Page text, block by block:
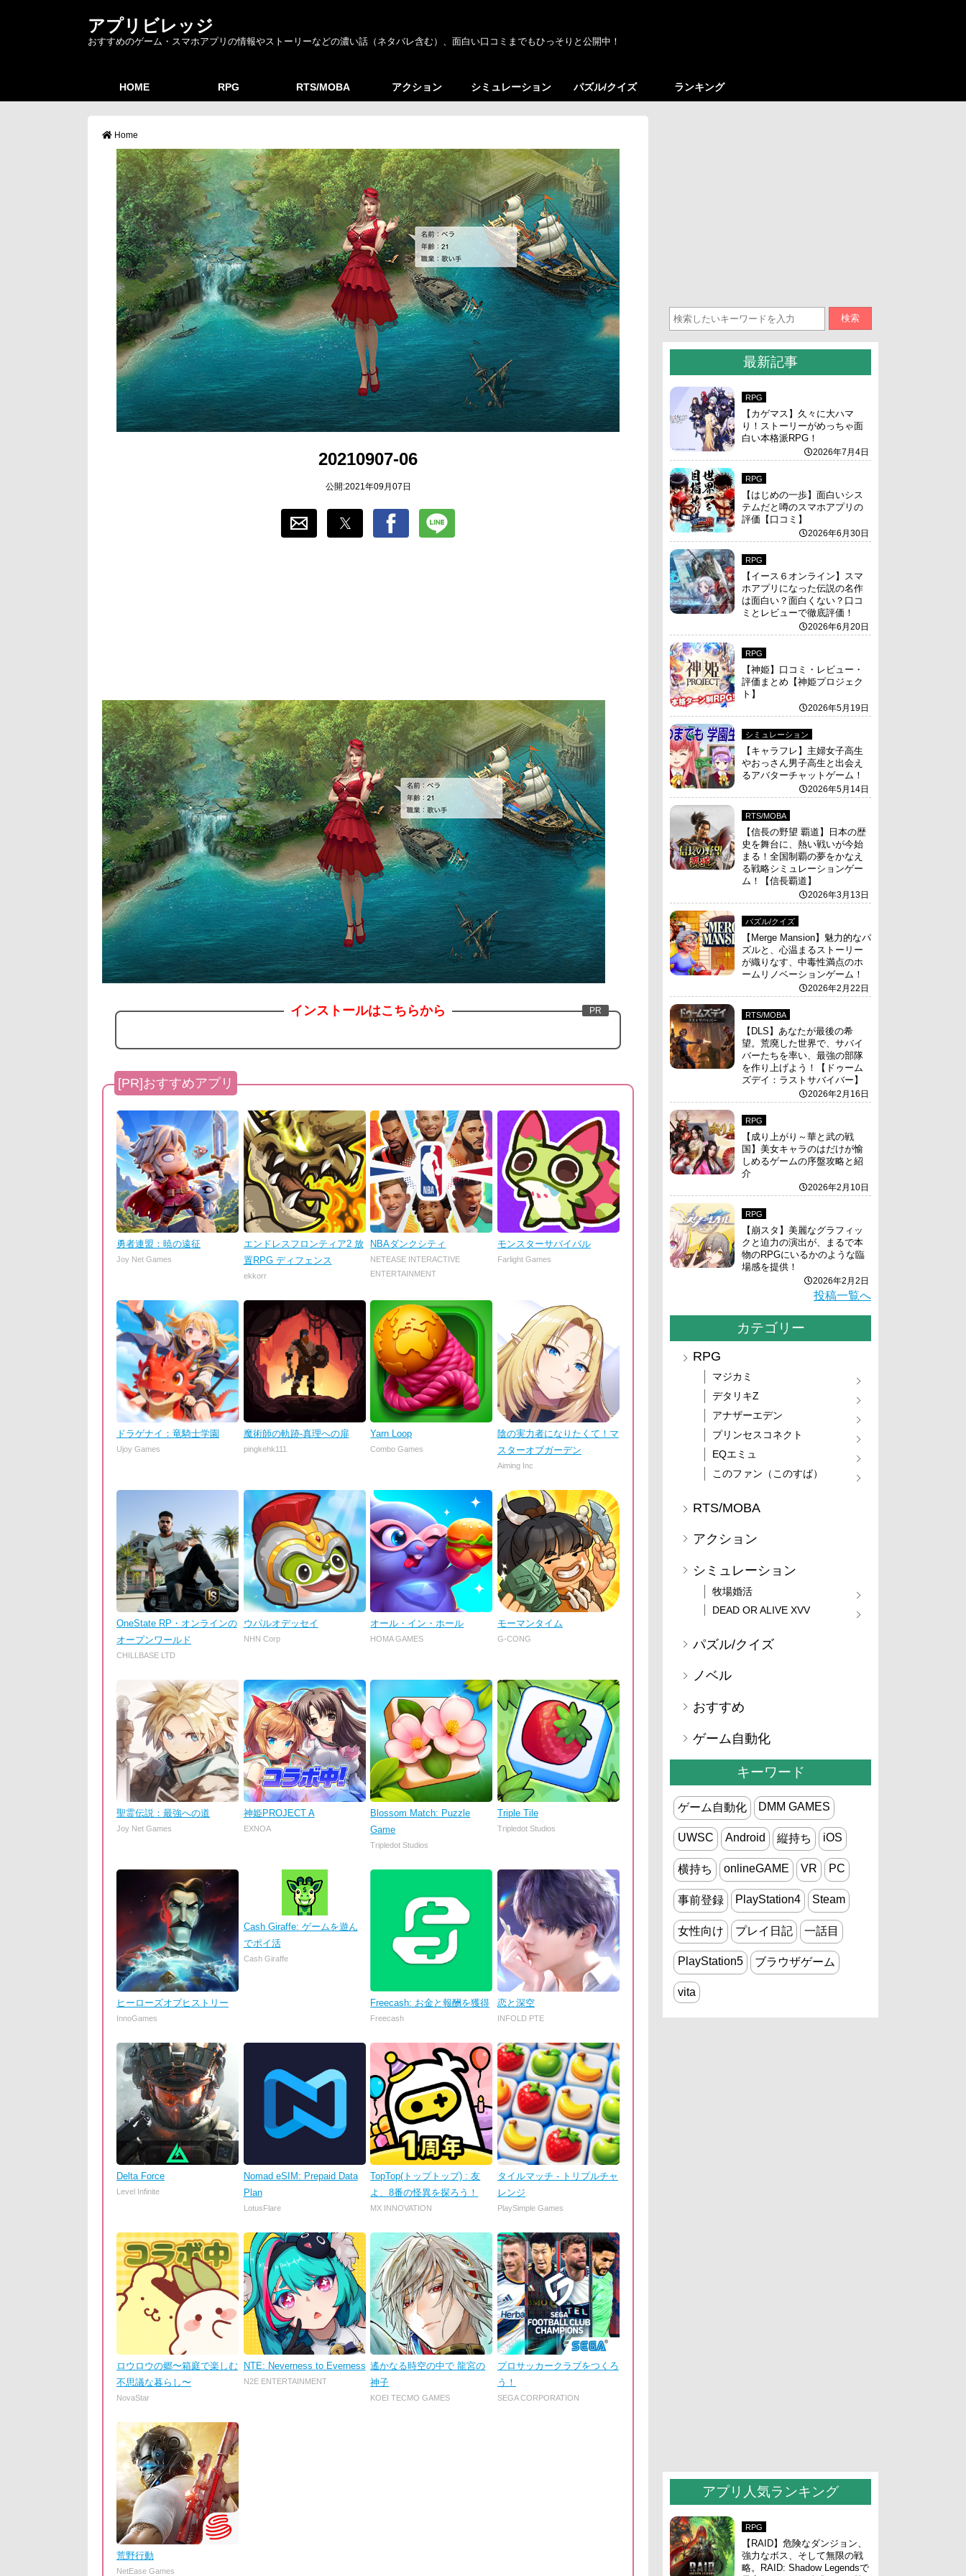
アプリビレッジ
おすすめのゲーム・スマホアプリの情報やストーリーなどの濃い話（ネタバレ含む）、面白い口コミまでもひっそりと公開中！
HOME RPG RTS/MOBA アクション シミュレーション パズル/クイズ ランキング
Home
20210907-06
公開:2021年09月07日
インストールはこちらから
勇者連盟：暁の遠征
Joy Net Games
エンドレスフロンティア2 放
置RPG ディフェンス
ekkorr
NBAダンクシティ
NETEASE INTERACTIVE
ENTERTAINMENT
モンスターサバイバル
Farlight Games
ドラゲナイ：竜騎士学園
Ujoy Games
魔術師の軌跡-真理への扉
pingkehk111
Yarn Loop
Combo Games
陰の実力者になりたくて！マ
スターオブガーデン
Aiming Inc
OneState RP・オンラインの
オープンワールド
CHILLBASE LTD
ウパルオデッセイ
NHN Corp
オール・イン・ホール
HOMA GAMES
モーマンタイム
G-CONG
聖霊伝説：最強への道
Joy Net Games
神姫PROJECT A
EXNOA
Blossom Match: Puzzle
Game
Tripledot Studios
Triple Tile
Tripledot Studios
ヒーローズオブヒストリー
InnoGames
Cash Giraffe: ゲームを遊ん
でポイ活
Cash Giraffe
Freecash: お金と報酬を獲得
Freecash
恋と深空
INFOLD PTE
Delta Force
Level Infinite
Nomad eSIM: Prepaid Data
Plan
LotusFlare
TopTop(トップトップ) : 友
よ、8番の怪異を探ろう！
MX INNOVATION
タイルマッチ - トリプルチャ
レンジ
PlaySimple Games
ロウロウの郷〜箱庭で楽しむ
不思議な暮らし〜
NovaStar
NTE: Neverness to Everness
N2E ENTERTAINMENT
遙かなる時空の中で 龍宮の
神子
KOEI TECMO GAMES
プロサッカークラブをつくろ
う！
SEGA CORPORATION
荒野行動
NetEase Games
検索
最新記事
RPG
【カゲマス】久々に大ハマ
り！ストーリーがめっちゃ面
白い本格派RPG！
2026年7月4日
RPG
【はじめの一歩】面白いシス
テムだと噂のスマホアプリの
評価【口コミ】
2026年6月30日
RPG
【イース６オンライン】スマ
ホアプリになった伝説の名作
は面白い？面白くない？口コ
ミとレビューで徹底評価！
2026年6月20日
RPG
【神姫】口コミ・レビュー・
評価まとめ【神姫プロジェク
ト】
2026年5月19日
シミュレーション
【キャラフレ】主婦女子高生
やおっさん男子高生と出会え
るアバターチャットゲーム！
2026年5月14日
RTS/MOBA
【信長の野望 覇道】日本の歴
史を舞台に、熱い戦いが今始
まる！全国制覇の夢をかなえ
る戦略シミュレーションゲー
ム！【信長覇道】
2026年3月13日
パズル/クイズ
【Merge Mansion】魅力的なパ
ズルと、心温まるストーリー
が織りなす、中毒性満点のホ
ームリノベーションゲーム！
2026年2月22日
RTS/MOBA
【DLS】あなたが最後の希
望。荒廃した世界で、サバイ
バーたちを率い、最強の部隊
を作り上げよう！【ドゥーム
ズデイ：ラストサバイバー】
2026年2月16日
RPG
【成り上がり～華と武の戦
国】美女キャラのはだけが愉
しめるゲームの序盤攻略と紹
介
2026年2月10日
RPG
【崩スタ】美麗なグラフィッ
クと迫力の演出が、まるで本
物のRPGにいるかのような臨
場感を提供！
2026年2月2日
投稿一覧へ
カテゴリー
RPG
マジカミ
デタリキZ
アナザーエデン
プリンセスコネクト
EQエミュ
このファン（このすば）
RTS/MOBA
アクション
シミュレーション
牧場婚活
DEAD OR ALIVE XVV
パズル/クイズ
ノベル
おすすめ
ゲーム自動化
キーワード
ゲーム自動化 DMM GAMES
UWSC Android 縦持ち iOS
横持ち onlineGAME VR PC
事前登録 PlayStation4 Steam
女性向け プレイ日記 一話目
PlayStation5 ブラウザゲーム
vita
アプリ人気ランキング
RPG
【RAID】危険なダンジョン、
強力なボス、そして無限の戦
略。RAID: Shadow Legendsで